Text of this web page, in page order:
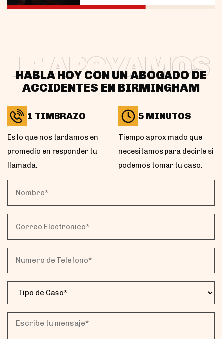
HABLA HOY CON UN ABOGADO DE
ACCIDENTES EN BIRMINGHAM
LE APOYAMOS
1 TIMBRAZO
Es lo que nos tardamos en
promedio en responder tu
llamada.
5 MINUTOS
Tiempo aproximado que
necesitamos para decirle si
podemos tomar tu caso.
(Obligatorio)
Telefono*
(Obligatorio)
Tipo
de
Caso
Escribe